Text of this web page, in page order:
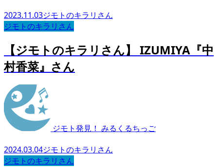
2023.11.03ジモトのキラリさん
ジモトのキラリさん
【ジモトのキラリさん】 IZUMIYA『中
村香菜』さん
ジモト発見！ みるくるちっご
2024.03.04ジモトのキラリさん
ジモトのキラリさん